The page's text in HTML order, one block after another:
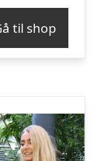
til shop